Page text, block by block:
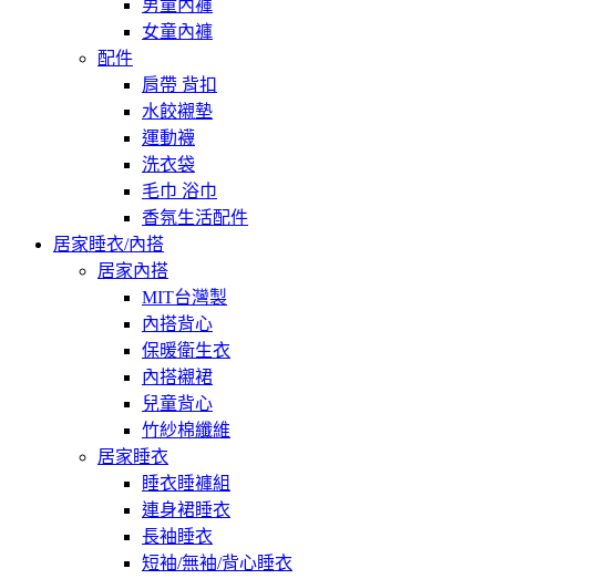
男童內褲
女童內褲
配件
肩帶 背扣
水餃襯墊
運動襪
洗衣袋
毛巾 浴巾
香氛生活配件
居家睡衣/內搭
居家內搭
MIT台灣製
內搭背心
保暖衛生衣
內搭襯裙
兒童背心
竹紗棉纖維
居家睡衣
睡衣睡褲組
連身裙睡衣
長袖睡衣
短袖/無袖/背心睡衣